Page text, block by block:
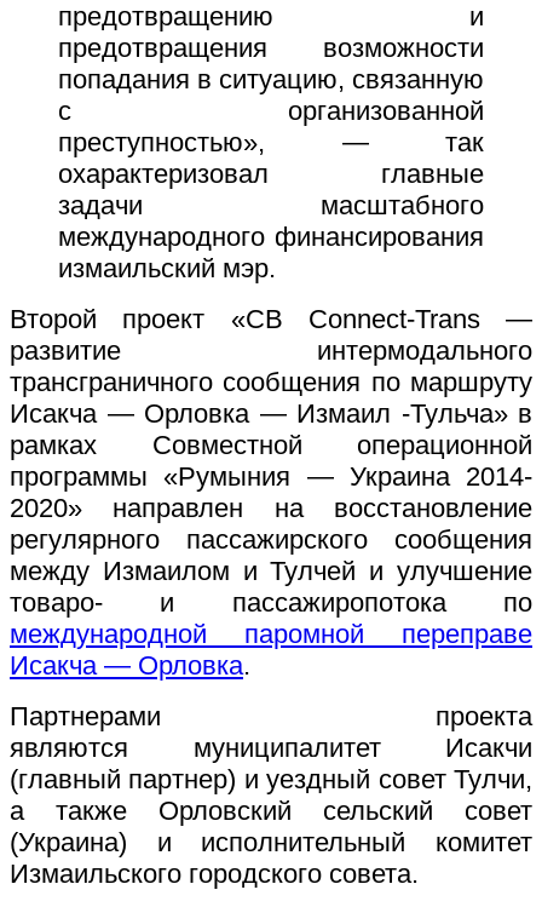
предотвращению и
предотвращения возможности
попадания в ситуацию, связанную
с организованной
преступностью», — так
охарактеризовал главные
задачи масштабного
международного финансирования
измаильский мэр.
Второй проект «CB Connect-Trans —
развитие интермодального
трансграничного сообщения по маршруту
Исакча — Орловка — Измаил -Тульча» в
рамках Совместной операционной
программы «Румыния — Украина 2014-
2020» направлен на восстановление
регулярного пассажирского сообщения
между Измаилом и Тулчей и улучшение
товаро- и пассажиропотока по
международной паромной переправе
Исакча — Орловка.
Партнерами проекта
являются муниципалитет Исакчи
(главный партнер) и уездный совет Тулчи,
а также Орловский сельский совет
(Украина) и исполнительный комитет
Измаильского городского совета.